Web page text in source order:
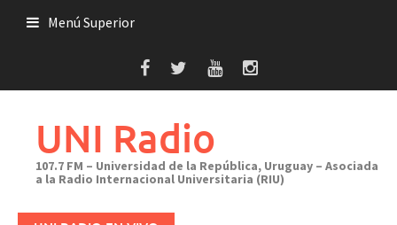
Menú Superior
UNI Radio
107.7 FM – Universidad de la República, Uruguay – Asociada
a la Radio Internacional Universitaria (RIU)